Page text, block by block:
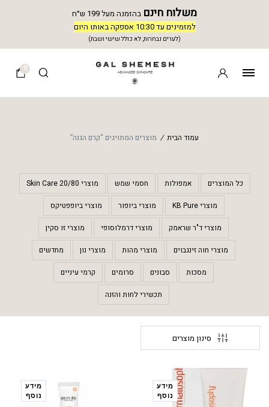
משלוח חינם בהזמנה מעל 199 ש״ח
למזמינים עד 10:30 אספקה באותו היום
(לערים נבחרות, לא כולל שישי ושבת)
0
עמוד הבית / מוצרים המתויגים “קרם הגנה”
כל המוצרים אמפולות חסמי שמש מוצרי 20/80 Skin Care
מוצרי KB Pure מוצרי ביופור מוצרי ביופפטיקס
מוצרי ד"ר שראמק מוצרי דרמלוסופי מוצרי זו סקין
מוצרי חוה זינגבוים מוצרי מהות מוצרי נון מחדשים
מסכות סבונים סרומים קרמי עיניים
תכשירי לחות והזנה
סינון מוצרים
מידע
נוסף
מידע
נוסף